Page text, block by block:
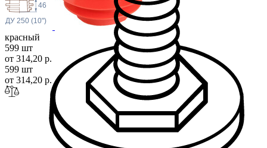
46
ДУ 250 (10")
красный
599 шт
от 314,20 р.
599 шт
от 314,20 р.